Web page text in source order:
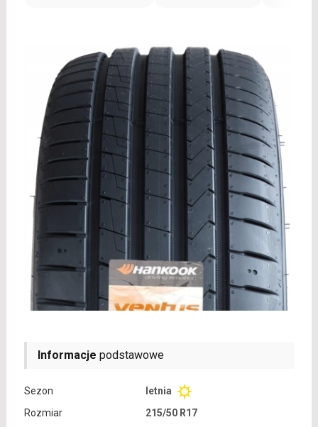
Informacje podstawowe
Sezon
letnia
Rozmiar
215/50 R17